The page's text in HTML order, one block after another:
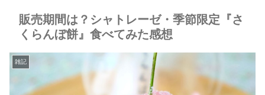
販売期間は？シャトレーゼ・季節限定『さ
くらんぼ餅』食べてみた感想
雑記